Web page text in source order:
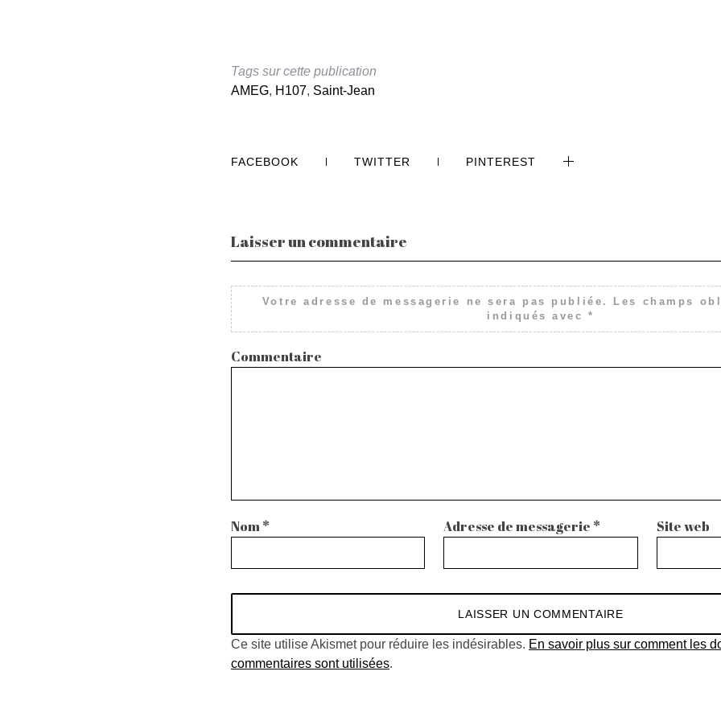
Tags sur cette publication
AMEG, H107, Saint-Jean
FACEBOOK TWITTER PINTEREST
Laisser un commentaire
Votre adresse de messagerie ne sera pas publiée.
Les champs
indiqués avec*
Commentaire
Nom* Adresse de messagerie * Site web
Ce site utilise Akismet pour réduire les indésirables. En savoir plus sur comment les
commentaires sont utilisées.